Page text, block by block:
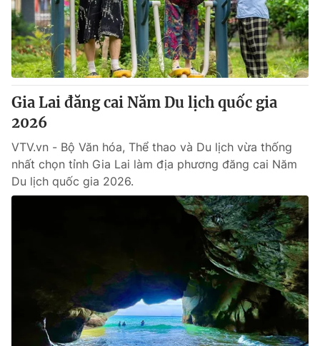
Gia Lai đăng cai Năm Du lịch quốc gia
2026
VTV.vn - Bộ Văn hóa, Thể thao và Du lịch vừa thống
nhất chọn tỉnh Gia Lai làm địa phương đăng cai Năm
Du lịch quốc gia 2026.